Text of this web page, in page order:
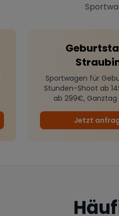
Sportwagen für
Stunden-Shoot ab
ab 299€,
Jetzt